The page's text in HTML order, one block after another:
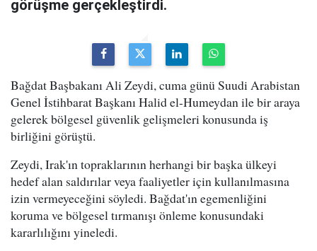
görüşme gerçekleştirdi.
Bağdat Başbakanı Ali Zeydi, cuma günü Suudi Arabistan
Genel İstihbarat Başkanı Halid el-Humeydan ile bir araya
gelerek bölgesel güvenlik gelişmeleri konusunda iş
birliğini görüştü.
Zeydi, Irak'ın topraklarının herhangi bir başka ülkeyi
hedef alan saldırılar veya faaliyetler için kullanılmasına
izin vermeyeceğini söyledi. Bağdat'ın egemenliğini
koruma ve bölgesel tırmanışı önleme konusundaki
kararlılığını yineledi.